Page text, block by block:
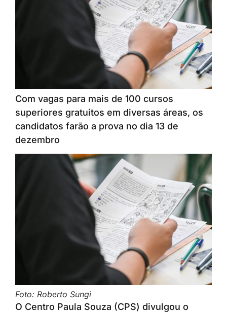
Com vagas para mais de 100 cursos
superiores gratuitos em diversas áreas, os
candidatos farão a prova no dia 13 de
dezembro
Foto: Roberto Sungi
O Centro Paula Souza (CPS) divulgou o